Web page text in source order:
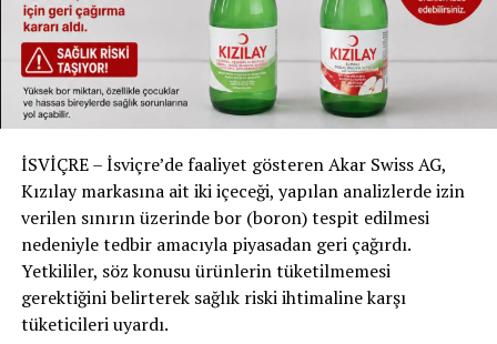
Nidwalden: En Düşük Fiyatlar Devam
Ediyor
2024 yılında en düşük elektrik fiyatlarına sahip olan
Nidwalden, bu avantajını 2025’te de sürdürecek. Fiyatlar
neredeyse değişmezken, küçük bir artış bile bölgedeki en
uygun fiyatları koruyacak.
Zug: Akıllı Şebeke Yatırımları ile Düşüş
Zug’da ise enerji fiyatları %12 oranında düşecek ve bu,
ortalama bir ev için yıllık 195 Frank tasarruf anlamına
İSVİÇRE – İsviçre’de faaliyet gösteren Akar Swiss AG,
Kızılay markasına ait iki içeceği, yapılan analizlerde izin
verilen sınırın üzerinde bor (boron) tespit edilmesi
nedeniyle tedbir amacıyla piyasadan geri çağırdı.
Yetkililer, söz konusu ürünlerin tüketilmemesi
gerektiğini belirterek sağlık riski ihtimaline karşı
tüketicileri uyardı.